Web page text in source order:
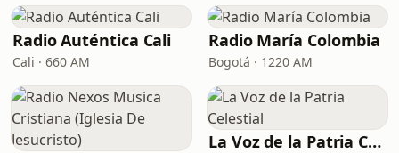
Radio Auténtica Cali
Cali · 660 AM
Radio María Colombia
Bogotá · 1220 AM
La Voz de la Patria Celestial